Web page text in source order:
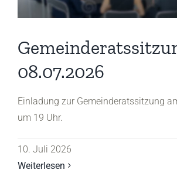
08.07.2026
Einladung zur Gemeinderatssitzung
um 19 Uhr.
10. Juli 2026
Weiterlesen